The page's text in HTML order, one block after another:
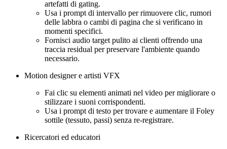
artefatti di gating.
Usa i prompt di intervallo per rimuovere clic, rumori
delle labbra o cambi di pagina che si verificano in
momenti specifici.
Fornisci audio target pulito ai clienti offrendo una
traccia residual per preservare l'ambiente quando
necessario.
Motion designer e artisti VFX
Fai clic su elementi animati nel video per migliorare o
stilizzare i suoni corrispondenti.
Usa i prompt di testo per trovare e aumentare il Foley
sottile (tessuto, passi) senza re-registrare.
Ricercatori ed educatori